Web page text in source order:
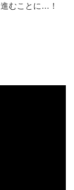
むことに…！